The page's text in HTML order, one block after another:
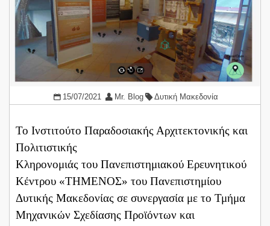
15/07/2021 Mr. Blog Δυτική Μακεδονία
​Το Ινστιτούτο Παραδοσιακής Αρχιτεκτονικής και
Πολιτιστικής
Κληρονομιάς του Πανεπιστημιακού Ερευνητικού
Κέντρου «ΤΗΜΕΝΟΣ» του Πανεπιστημίου
Δυτικής Μακεδονίας σε συνεργασία με το Τμήμα
Μηχανικών Σχεδίασης Προϊόντων και